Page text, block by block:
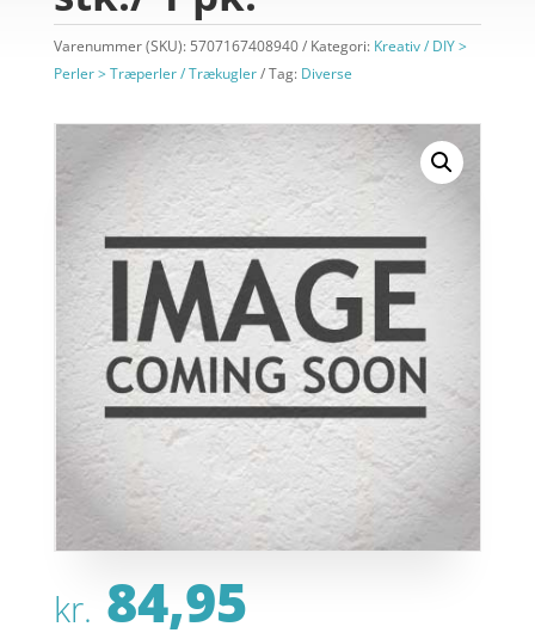
Varenummer (SKU): 5707167408940 Kategori: Kreativ / DIY >
Perler > Træperler / Trækugler
Tag: Diverse
kr. 84,95